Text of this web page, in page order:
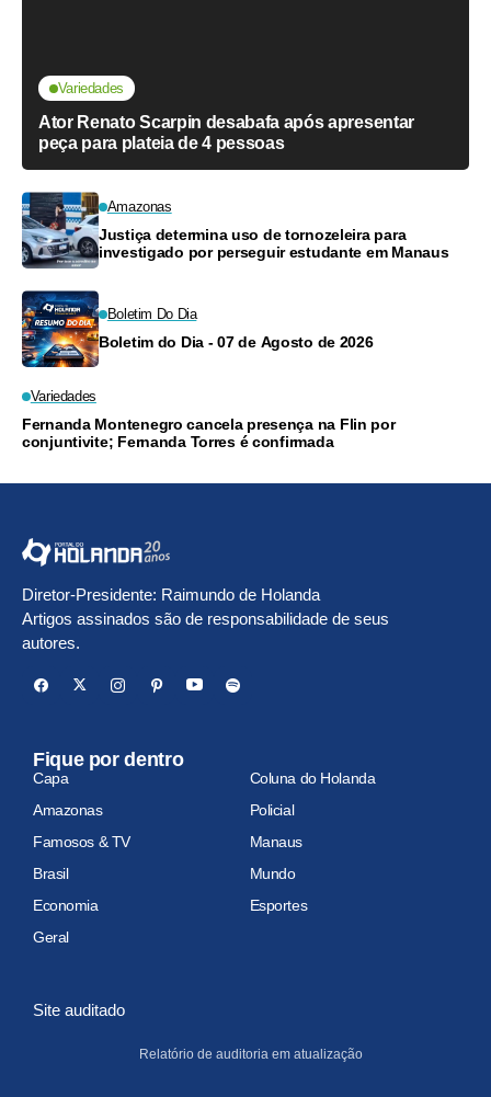
Variedades
Ator Renato Scarpin desabafa após apresentar
peça para plateia de 4 pessoas
Amazonas
Justiça determina uso de tornozeleira para
investigado por perseguir estudante em Manaus
Boletim Do Dia
Boletim do Dia - 07 de Agosto de 2026
Variedades
Fernanda Montenegro cancela presença na Flin por
conjuntivite; Fernanda Torres é confirmada
Diretor-Presidente: Raimundo de Holanda
Artigos assinados são de responsabilidade de seus
autores.
Fique por dentro
Capa
Coluna do Holanda
Amazonas
Policial
Famosos & TV
Manaus
Brasil
Mundo
Economia
Esportes
Geral
Site auditado
Relatório de auditoria em atualização